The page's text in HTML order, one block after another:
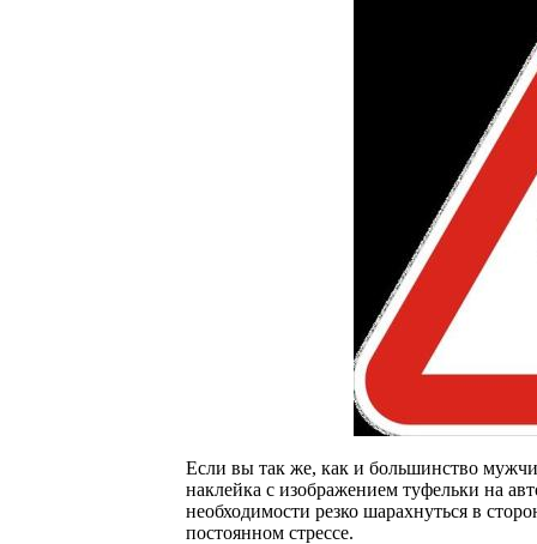
Если вы так же, как и большинство
наклейка с изображением туфельки на
необходимости резко шарахнуться в
постоянном стрессе.